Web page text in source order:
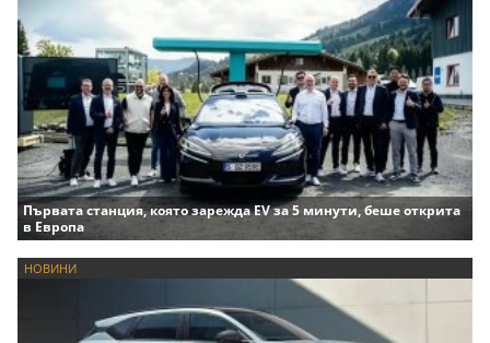
Първата станция, която зарежда EV за 5 минути, беше открита
в Европа
НОВИНИ